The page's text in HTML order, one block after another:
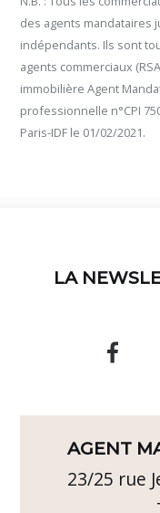
des agents mandataires
indépendants. Ils sont
agents commerciaux
immobilière Agent
professionnelle n°CPI
Paris-IDF le 01/02/2021.
LA
AGENT
23/25 rue